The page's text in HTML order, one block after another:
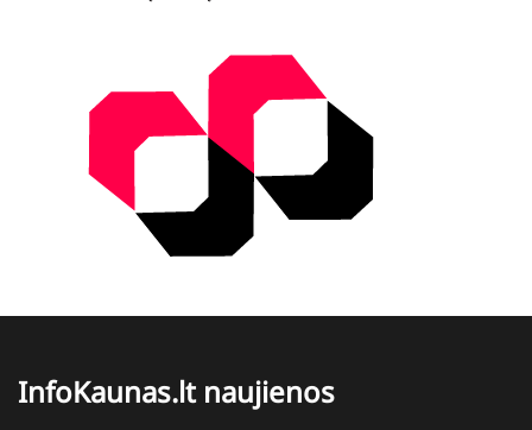
InfoKaunas.lt naujienos